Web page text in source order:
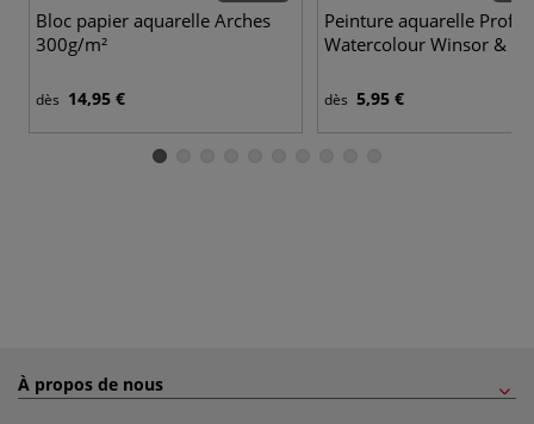
Bloc papier aquarelle Arches
300g/m²
dès 14,95 €
Peinture aquarelle
Watercolour Winsor &
dès 5,95 €
À propos de nous